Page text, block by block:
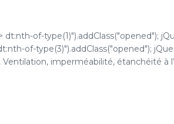
of-type(1)").addClass("opened");
of-type(3)").addClass("opened");
imperméabilité, étanchéité à